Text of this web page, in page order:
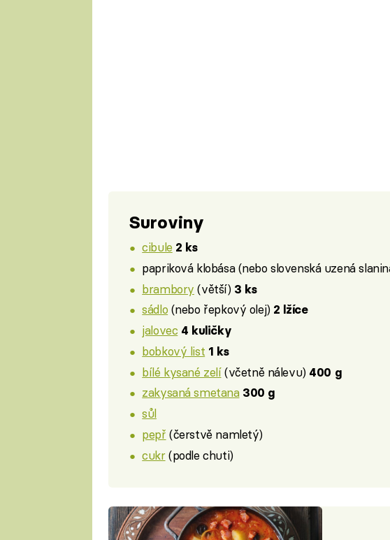
Suroviny
cibule 2 ks
papriková klobása (nebo slovenská uzená
brambory (větší) 3 ks
sádlo (nebo řepkový olej) 2 lžíce
jalovec 4 kuličky
bobkový list 1 ks
bílé kysané zelí(včetně nálevu) 400 g
zakysaná smetana 300 g
sůl
pepř (čerstvě namletý)
cukr(podle chuti)